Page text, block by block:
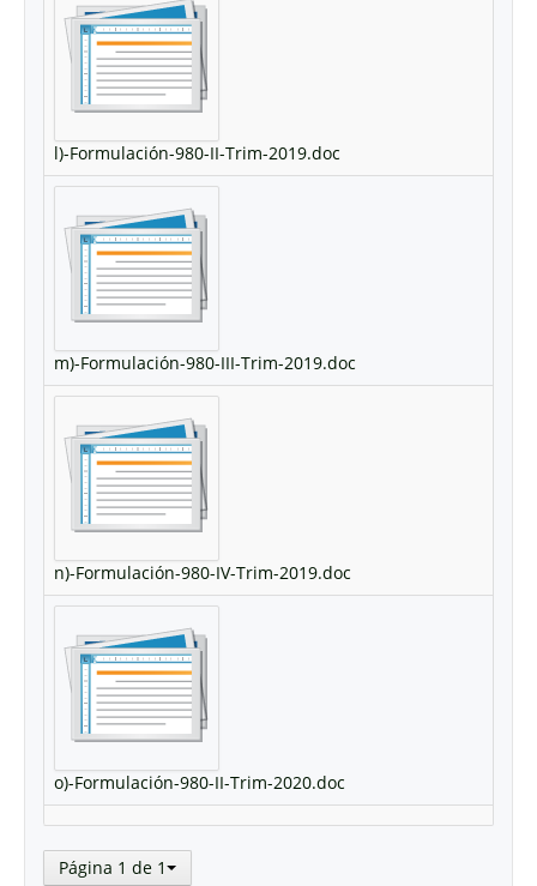
l)-Formulación-980-II-Trim-2019.doc
m)-Formulación-980-III-Trim-2019.doc
n)-Formulación-980-IV-Trim-2019.doc
o)-Formulación-980-II-Trim-2020.doc
Página 1 de 1